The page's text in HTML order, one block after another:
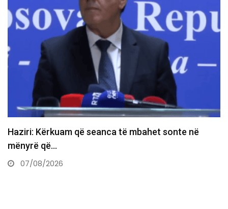
Gruda paralajmëron ndryshime te PDK-ja: Prej nesër
do të ndërtojmë…
07/08/2026